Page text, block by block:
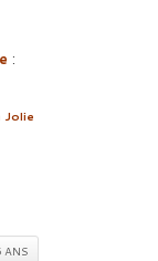
:
Jolie
ANS